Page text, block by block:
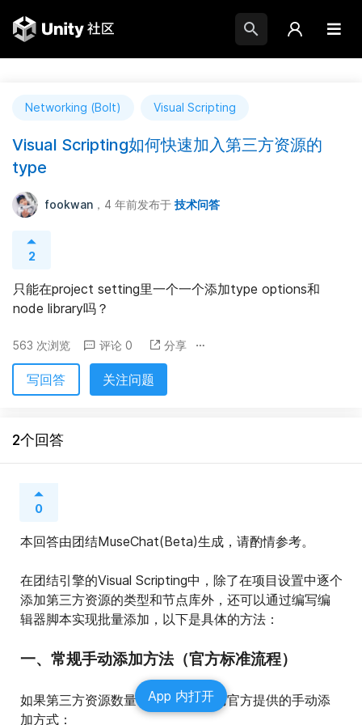
Networking (Bolt) Visual Scripting
Visual Scripting如何快速加入第三方资源的
type
fookwan ，4 年前发布于 技术问答
2
只能在project setting里一个一个添加type options和
node library吗？
563 次浏览 评论 0 分享
写回答 关注问题
2个回答
0
本回答由团结MuseChat(Beta)生成，请酌情参考。
在团结引擎的Visual Scripting中，除了在项目设置中逐个
添加第三方资源的类型和节点库外，还可以通过编写编
辑器脚本实现批量添加，以下是具体的方法：
一、常规手动添加方法（官方标准流程）
如果第三方资源数量不多，可以使用官方提供的手动添
加方式：
App 内打开